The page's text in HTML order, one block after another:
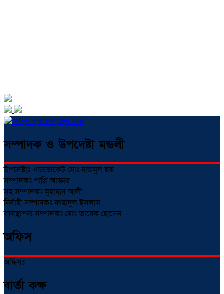
সম্পাদক ও উপদেষ্টা মন্ডলী
উপদেষ্টাঃ এডভোকেট মোঃ নাজমুল হক
সম্পাদকঃ পাপ্পি আক্তার
সহ সম্পাদকঃ মুহাম্মদ আলী
নির্বাহী সম্পাদকঃ ফাহাদুল ইসলাম
ব্যবস্থাপনা সম্পাদকঃ মোঃ তারেক হোসেন
অফিস
অফিসঃ
বার্তা কক্ষ